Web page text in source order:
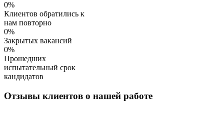
0%
Клиентов обратились к
нам повторно
0%
Закрытых вакансий
0%
Прошедших
испытательный срок
кандидатов
Отзывы клиентов о нашей работе